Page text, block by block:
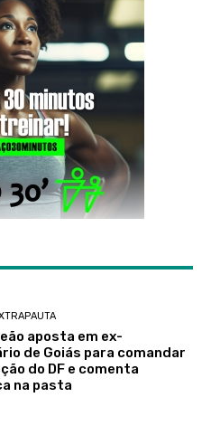
aposta em ex-
de Goiás para comandar
do DF e comenta
na pasta